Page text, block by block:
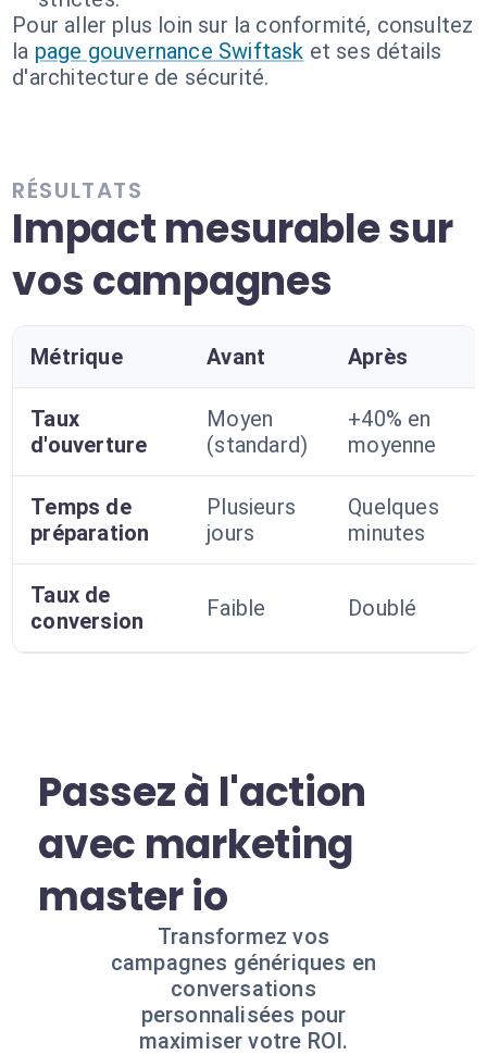
Pour aller plus loin sur la conformité, consultez
la page gouvernance Swiftask et ses détails
d'architecture de sécurité.
RÉSULTATS
Impact mesurable sur
vos campagnes
Métrique Avant Après
Taux
d'ouverture
Moyen
(standard)
+40% en
moyenne
Temps de
préparation
Plusieurs
jours
Quelques
minutes
Taux de
conversion
Faible Doublé
Passez à l'action
avec marketing
master io
Transformez vos
campagnes génériques en
conversations
personnalisées pour
maximiser votre ROI.